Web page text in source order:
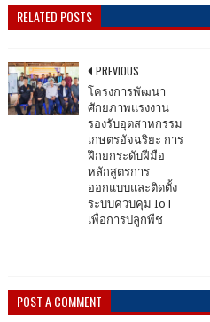
RELATED POSTS
PREVIOUS
โครงการพัฒนา
ศักยภาพแรงงาน
รองรับอุตสาหกรรม
เกษตรอัจฉริยะ การ
ฝึกยกระดับฝีมือ
หลักสูตรการ
ออกแบบและติดตั้ง
ระบบควบคุม IoT
เพื่อการปลูกพืช
POST A COMMENT